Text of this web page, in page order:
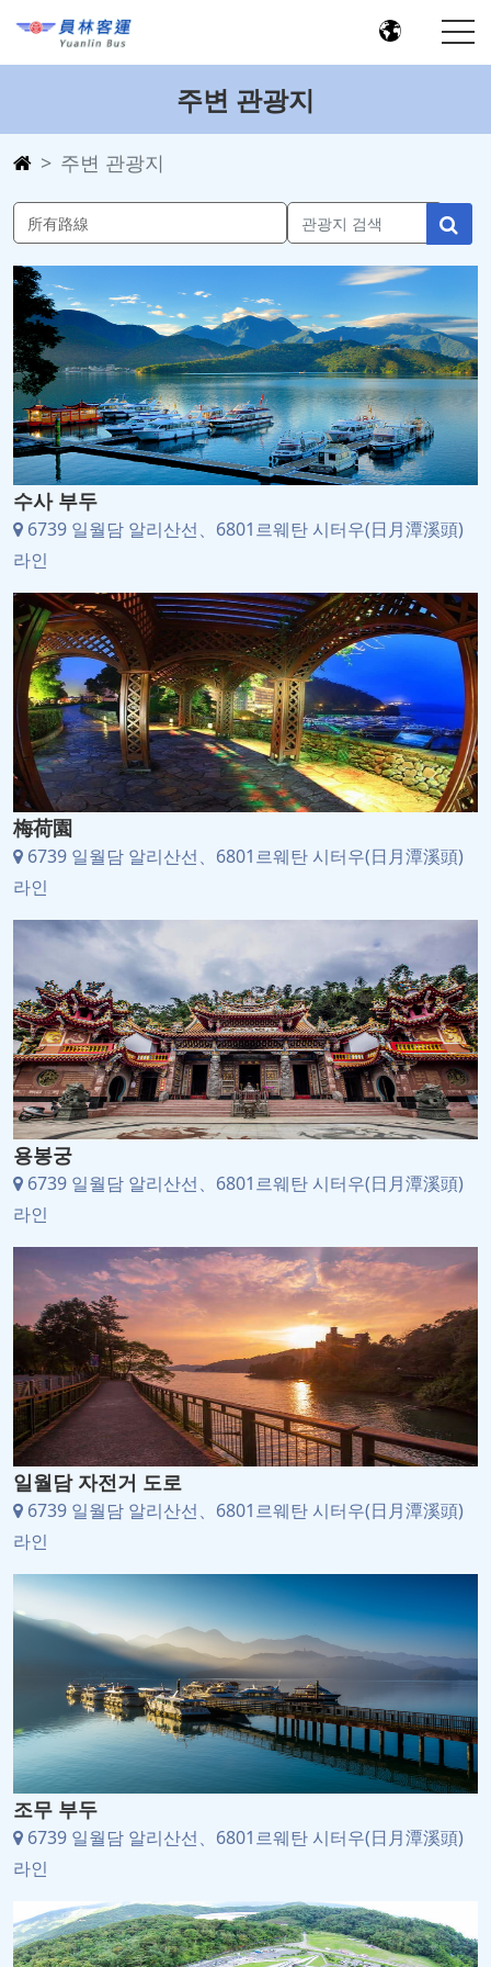
주변 관광지
주변 관광지
수사 부두
6739 일월담 알리산선、6801르웨탄 시터우(日月潭溪頭)
라인
梅荷園
6739 일월담 알리산선、6801르웨탄 시터우(日月潭溪頭)
라인
용봉궁
6739 일월담 알리산선、6801르웨탄 시터우(日月潭溪頭)
라인
일월담 자전거 도로
6739 일월담 알리산선、6801르웨탄 시터우(日月潭溪頭)
라인
조무 부두
6739 일월담 알리산선、6801르웨탄 시터우(日月潭溪頭)
라인